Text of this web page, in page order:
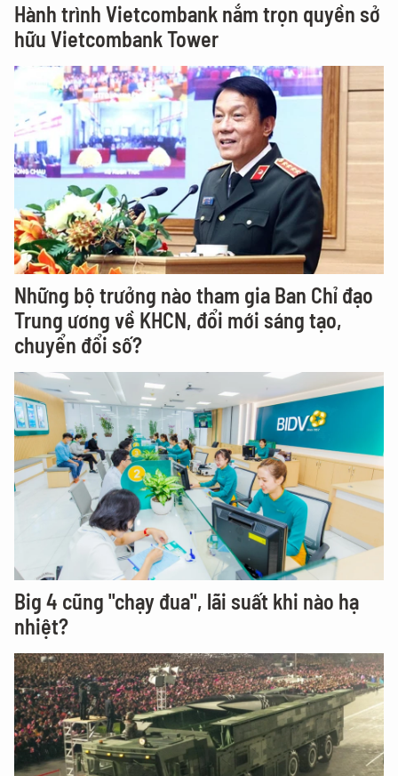
Hành trình Vietcombank nắm trọn quyền sở
hữu Vietcombank Tower
Những bộ trưởng nào tham gia Ban Chỉ đạo
Trung ương về KHCN, đổi mới sáng tạo,
chuyển đổi số?
Big 4 cũng "chạy đua", lãi suất khi nào hạ
nhiệt?